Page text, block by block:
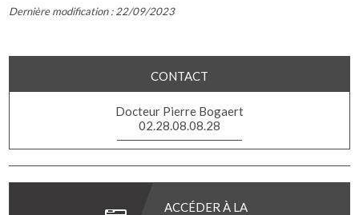
Dernière modification : 22/09/2023
CONTACT
Docteur Pierre Bogaert
02.28.08.08.28
ACCÉDER À LA